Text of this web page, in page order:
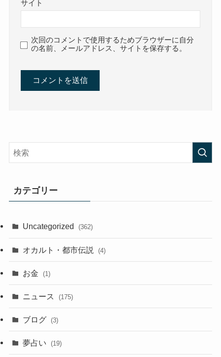
サイト
次回のコメントで使用するためブラウザーに自分
の名前、メールアドレス、サイトを保存する。
カテゴリー
Uncategorized (362)
オカルト・都市伝説 (4)
お金 (1)
ニュース (175)
ブログ (3)
夢占い (19)